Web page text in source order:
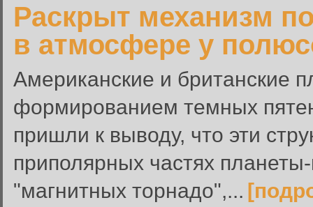
Раскрыт механизм
в атмосфере у
Американские и британские
формированием темных
пришли к выводу, что эти
приполярных частях
"магнитных торнадо",...